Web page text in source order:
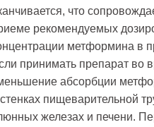
что
рекомендуемых
метформина в
принимать препарат во
абсорбции
пищеварительной
железах и печени.